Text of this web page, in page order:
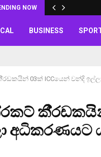
NOW
BUSINESS
03ක් ICCයෙන් වන්දි
අධිකරණයට